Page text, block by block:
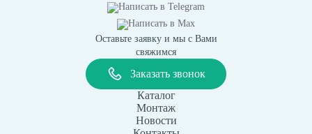
Написать в Telegram
Написать в Max
Оставьте заявку и мы с Вами
свяжимся
Заказать звонок
Каталог
Монтаж
Новости